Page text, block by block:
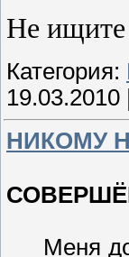
Не ищите
Категория:
19.03.2010
НИКОМУ
Меня